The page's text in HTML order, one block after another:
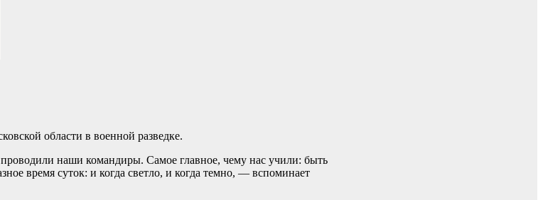
области в военной разведке.
наши командиры. Самое главное, чему нас учили: быть
время суток: и когда светло, и когда темно, — вспоминает